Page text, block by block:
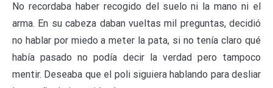
No recordaba haber recogido del suelo ni la mano ni el
arma. En su cabeza daban vueltas mil preguntas, decidió
no hablar por miedo a meter la pata, si no tenía claro qué
había pasado no podía decir la verdad pero tampoco
mentir. Deseaba que el poli siguiera hablando para desliar